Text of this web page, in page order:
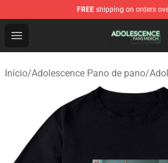
FREE shipping on orders
Open menu
Adolescence Shop - Official
Início/Adolescence Pano de pano/